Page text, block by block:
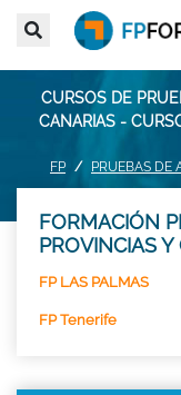
CURSOS DE
CANARIAS -
FP PRUEBAS DE
FORMACIÓN
PROVINCIAS
FP LAS PALMAS
FP Tenerife